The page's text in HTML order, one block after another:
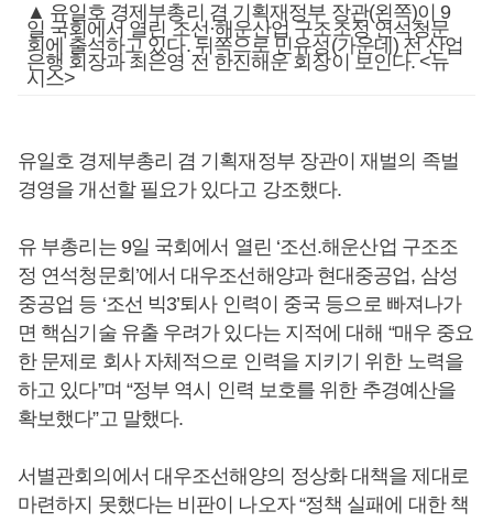
▲ 유일호 경제부총리 겸 기획재정부 장관(왼쪽)이 9
일 국회에서 열린 조선·해운산업 구조조정 연석청문
회에 출석하고 있다. 뒤쪽으로 민유성(가운데) 전 산업
은행 회장과 최은영 전 한진해운 회장이 보인다. <뉴
시스>
유일호 경제부총리 겸 기획재정부 장관이 재벌의 족벌
경영을 개선할 필요가 있다고 강조했다.
유 부총리는 9일 국회에서 열린 ‘조선.해운산업 구조조
정 연석청문회’에서 대우조선해양과 현대중공업, 삼성
중공업 등 ‘조선 빅3’퇴사 인력이 중국 등으로 빠져나가
면 핵심기술 유출 우려가 있다는 지적에 대해 “매우 중요
한 문제로 회사 자체적으로 인력을 지키기 위한 노력을
하고 있다”며 “정부 역시 인력 보호를 위한 추경예산을
확보했다”고 말했다.
서별관회의에서 대우조선해양의 정상화 대책을 제대로
마련하지 못했다는 비판이 나오자 “정책 실패에 대한 책